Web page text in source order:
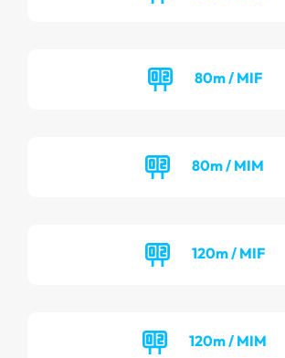
80m / MIF
80m / MIM
120m / MIF
120m / MIM